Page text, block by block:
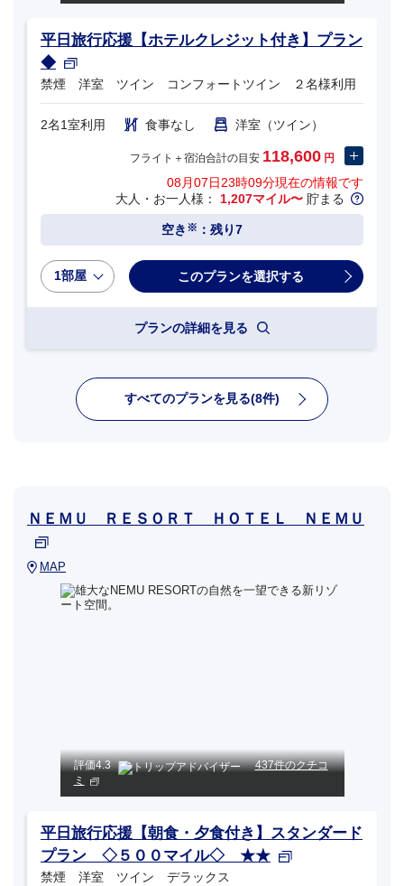
平日旅行応援【ホテルクレジット付き】プラン
◆
禁煙 洋室 ツイン コンフォートツイン ２名様利用
2名1室利用 食事なし 洋室（ツイン）
フライト＋宿泊合計の目安 118,600 円
08月07日23時09分現在の情報です
大人・お一人様： 1,207マイル〜 貯まる
空き ※ ：残り7
1部屋
プランの詳細を見る
すべてのプランを見る(8件)
ＮＥＭＵ ＲＥＳＯＲＴ ＨＯＴＥＬ ＮＥＭＵ
MAP
評価4.3
437件のクチコ
ミ
平日旅行応援【朝食・夕食付き】スタンダード
プラン ◇５００マイル◇ ★★
禁煙 洋室 ツイン デラックス